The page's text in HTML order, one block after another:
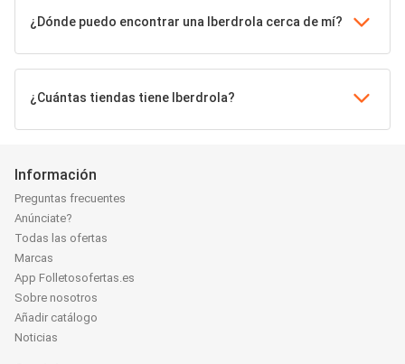
¿Dónde puedo encontrar una Iberdrola cerca de mí?
¿Cuántas tiendas tiene Iberdrola?
Información
Preguntas frecuentes
Anúnciate?
Todas las ofertas
Marcas
App Folletosofertas.es
Sobre nosotros
Añadir catálogo
Noticias